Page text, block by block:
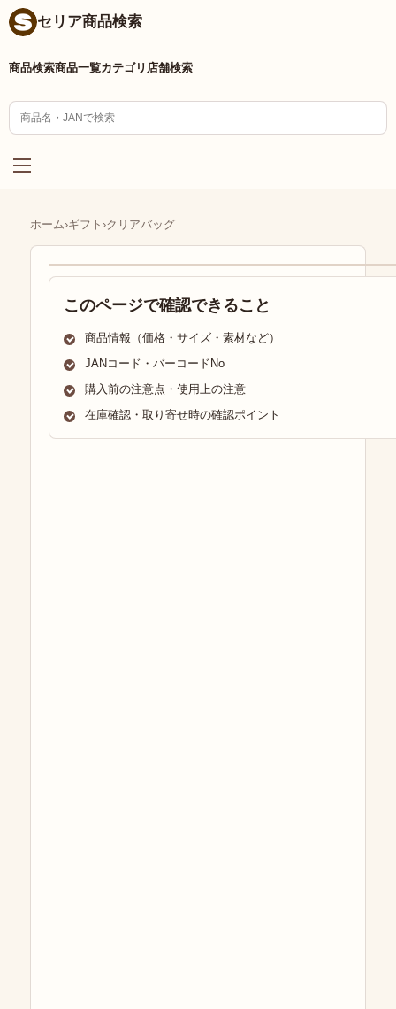
セリア商品検索
商品検索商品一覧カテゴリ 店舗検索
ホーム›ギフト ›クリアバッグ
このページで確認できること
商品情報（価格・サイズ・素材など）
JANコード・バーコードNo
購入前の注意点・使用上の注意
在庫確認・取り寄せ時の確認ポイント